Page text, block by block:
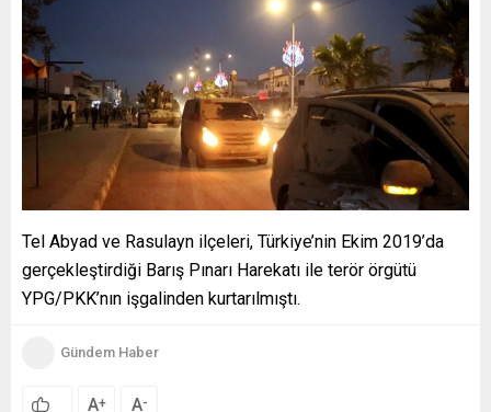
Tel Abyad ve Rasulayn ilçeleri, Türkiye’nin Ekim 2019’da
gerçekleştirdiği Barış Pınarı Harekatı ile terör örgütü
YPG/PKK’nın işgalinden kurtarılmıştı.
Gündem Haber
A+ A-